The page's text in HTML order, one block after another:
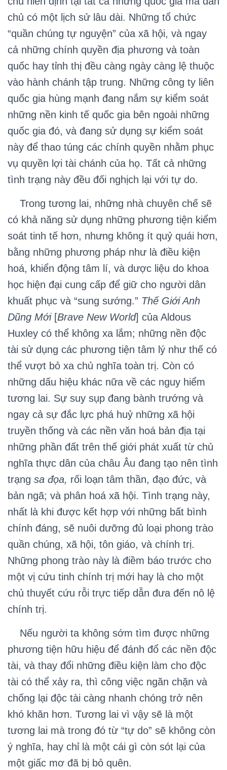
chủ có một lịch sử lâu dài. Những tổ chức
“quần chúng tự nguyện” của xã hội, và ngay
cả những chính quyền địa phương và toàn
quốc hay tỉnh thị đều càng ngày càng lệ thuộc
vào hành chánh tập trung. Những công ty liên
quốc gia hùng mạnh đang nắm sự kiểm soát
những nền kinh tế quốc gia bên ngoài những
quốc gia đó, và đang sử dụng sự kiểm soát
này để thao túng các chính quyền nhằm phục
vụ quyền lợi tài chánh của họ. Tất cả những
tình trạng này đều đối nghịch lại với tự do.
Trong tương lai, những nhà chuyên chế sẽ
có khả năng sử dụng những phương tiện kiểm
soát tinh tế hơn, nhưng không ít quỷ quái hơn,
bằng những phương pháp như là điều kiện
hoá, khiển động tâm lí, và dược liệu do khoa
học hiện đại cung cấp để giữ cho người dân
khuất phục và “sung sướng.” Thế Giới Anh
Dũng Mới [Brave New World] của Aldous
Huxley có thể không xa lắm; những nền độc
tài sử dụng các phương tiện tâm lý như thế có
thể vượt bỏ xa chủ nghĩa toàn trị. Còn có
những dấu hiệu khác nữa về các nguy hiểm
tương lai. Sự suy sụp đang bành trướng và
ngay cả sự đắc lực phá huỷ những xã hội
truyền thống và các nền văn hoá bản địa tại
những phần đất trên thế giới phát xuất từ chủ
nghĩa thực dân của châu Âu đang tạo nên tình
trạng sa đọa, rối loạn tâm thần, đạo đức, và
bản ngã; và phân hoá xã hội. Tình trạng này,
nhất là khi được kết hợp với những bất bình
chính đáng, sẽ nuôi dưỡng đủ loại phong trào
quần chúng, xã hội, tôn giáo, và chính trị.
Những phong trào này là điềm báo trước cho
một vị cứu tinh chính trị mới hay là cho một
chủ thuyết cứu rỗi trực tiếp dẫn đưa đến nô lệ
chính trị.
Nếu người ta không sớm tìm được những
phương tiện hữu hiệu để đánh đổ các nền độc
tài, và thay đổi những điều kiện làm cho độc
tài có thể xảy ra, thì công việc ngăn chặn và
chống lại độc tài càng nhanh chóng trở nên
khó khăn hơn. Tương lai vì vậy sẽ là một
tương lai mà trong đó từ “tự do” sẽ không còn
ý nghĩa, hay chỉ là một cái gì còn sót lại của
một giấc mơ đã bị bỏ quên.